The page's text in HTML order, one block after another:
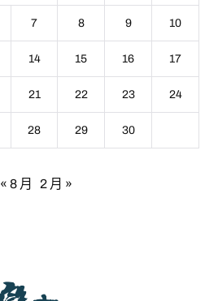
7 8 9 10
14 15 16 17
21 22 23 24
28 29 30
« 8 月 2 月 »